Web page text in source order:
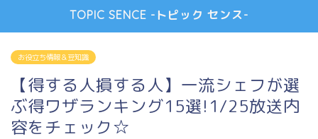
TOPIC SENCE -トピック センス-
お役立ち情報＆豆知識
【得する人損する人】一流シェフが選
ぶ得ワザランキング15選!1/25放送内
容をチェック☆